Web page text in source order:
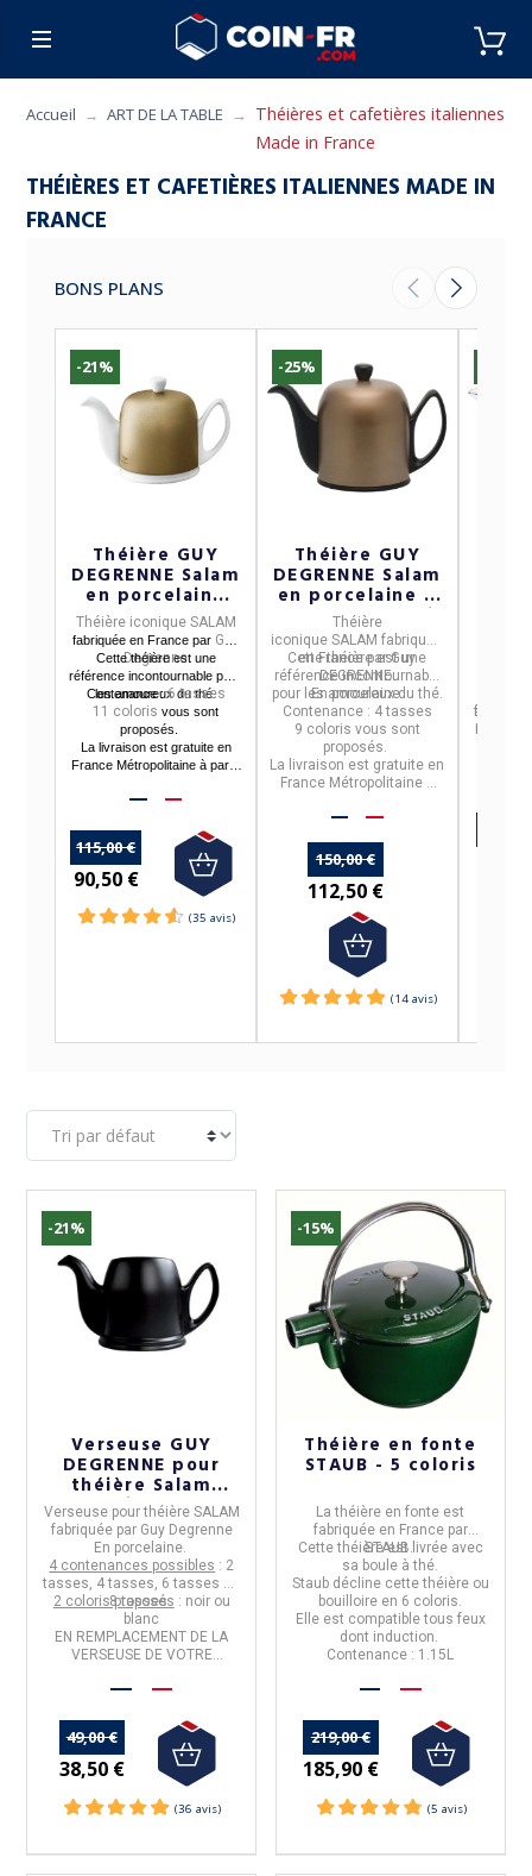
CUISINE MOBILIER
Accueil ART DE LA TABLE
Théières et cafetières italiennes
Made in France
THÉIÈRES ET CAFETIÈRES ITALIENNES MADE IN
FRANCE
BONS PLANS
-21%
Théière GUY
DEGRENNE Salam
en porcelaine
contenance 6
tasses - 11
coloris
Théière iconique SALAM
fabriquée en France par Guy
Degrenne
Cette théière est une
référence incontournable pour
les amoureux du thé.
Contenance :6 tasses
11 coloris vous sont
proposés.
La livraison est gratuite en
France Métropolitaine à partir
115,00 €
90,50 €
(35 avis)
-25%
Théière GUY
DEGRENNE Salam
en porcelaine 4
tasses - 9 coloris
Théière
iconique SALAM fabriquée
enFranceparGuy
DEGRENNE.
Cette théière est une
référence incontournable
pour les amoureux du thé.
Enporcelaine.
Contenance : 4 tasses
9 coloris vous sont
proposés.
La livraison est gratuite en
France Métropolitaine à
150,00 €
112,50 €
une
avec
La
-21%
Verseuse GUY
DEGRENNE pour
théière Salam
porcelaine 2 4 6 8
tasses - 2 coloris
Verseuse pour théière SALAM
fabriquée par Guy Degrenne
En porcelaine.
4 contenances possibles : 2
tasses, 4 tasses, 6 tasses ou
8 tasses.
2 coloris proposés : noir ou
blanc
EN REMPLACEMENT DE LA
VERSEUSE DE VOTRE
49,00 €
38,50 €
-15%
Théière en fonte
STAUB - 5 coloris
Lathéière en fonte est
fabriquée en Francepar
STAUB.
Cette théière est livrée avec
sa boule à thé.
Staub décline cette théière ou
bouilloire en 6 coloris.
Elle est compatible tous feux
dont induction.
Contenance : 1.15L
219,00 €
185,90 €